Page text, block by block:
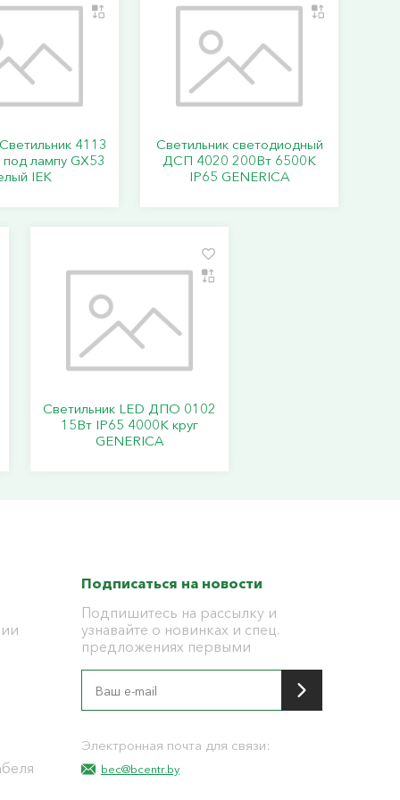
4113
лампу GX53
IEK
Светильник светодиодный
ДСП 4020 200Вт 6500К
IP65 GENERICA
Светильник LED ДПО 0102
15Вт IP65 4000К круг
GENERICA
Подписаться на новости
Подпишитесь на рассылку и
узнавайте о новинках и спец.
предложениях первыми
Электронная почта для связи:
bec@bcentr.by